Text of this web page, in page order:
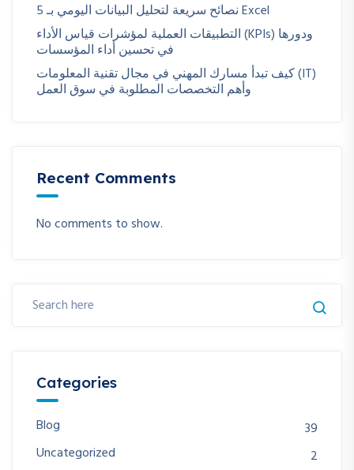
5 نصائح سريعة لتحليل البيانات اليومي بـ Excel
التطبيقات العملية لمؤشرات قياس الأداء (KPIs) ودورها
في تحسين أداء المؤسسات
كيف تبدأ مسارك المهني في مجال تقنية المعلومات (IT)
وأهم التخصصات المطلوبة في سوق العمل
Recent Comments
No comments to show.
Categories
Blog
39
Uncategorized
2